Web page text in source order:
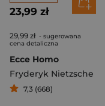
23,99 zł
29,99 zł - sugerowana
cena detaliczna
Ecce Homo
Fryderyk Nietzsche
7,3 (668)